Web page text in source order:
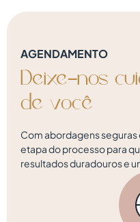
AGENDAMENTO
Deixe-nos
de você
Com abordagens
etapa do processo para
resultados duradouros e